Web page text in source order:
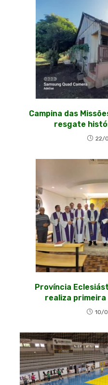
Campina das
resgate
22/
Província
realiza
10/